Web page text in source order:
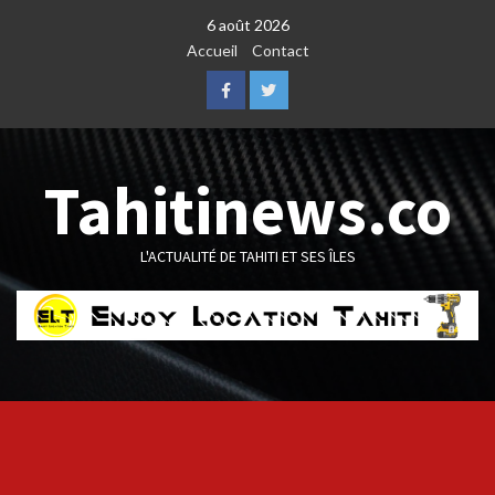
6 août 2026
Accueil
Contact
FacebookTwitter
Tahitinews.co
L'ACTUALITÉ DE TAHITI ET SES ÎLES